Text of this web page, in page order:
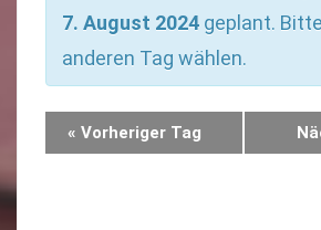
7. August 2024 geplant.
anderen Tag wählen.
« Vorheriger Tag